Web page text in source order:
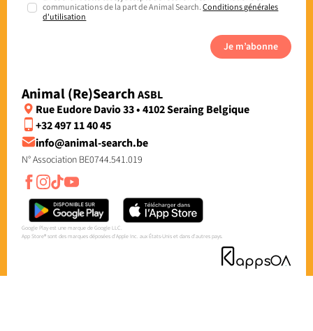
Animal (Re)SearchASBL
Rue Eudore Davio 33 • 4102 Seraing Belgique
+32 497 11 40 45
info@animal-search.be
N° Association BE0744.541.019
Google Play est une marque de Google LLC.
App Store® sont des marques déposées d'Apple Inc. aux États-Unis et dans d'autres pays.
communications de la part de Animal Search.Conditions générales
d'utilisation
Je m’abonne